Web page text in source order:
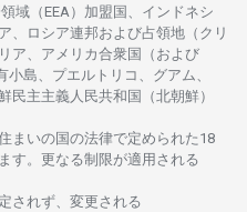
域 （EEA）加盟国、インドネシ
、 ロシア連邦および占領地 （クリ
ア、 アメリカ合衆国 （および
小島、プエルトリコ、グアム、
民主主義人民共和国 （北朝鮮）
まいの国の法律で定められた 18
す。 更なる制限が適用さ れる
さ れず、 変更さ れる